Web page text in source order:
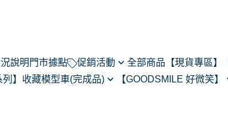
說明 門市據點 促銷活動 全部商品 【現貨專區】
】 收藏模型車(完成品) 【GOODSMILE 好微笑】